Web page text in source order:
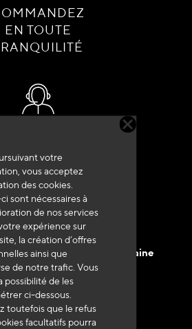
votre
vous acceptez
des cookies.
sont nécessaires à
de nos services
expérience sur
la création d’offres
ainsi que
de notre trafic. Vous
possibilité de les
ci-dessous.
toutefois que le refus
facultatifs pourra
EN TOUTE
79 72 62 22 Taper 1
à 72h en France Métropolitaine